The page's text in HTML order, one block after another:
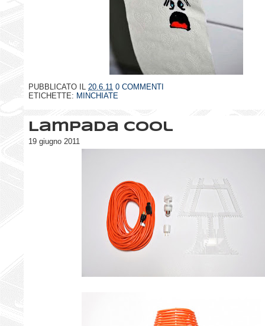
PUBBLICATO IL 20.6.11 0 COMMENTI
ETICHETTE: MINCHIATE
Lampada cool
19 giugno 2011